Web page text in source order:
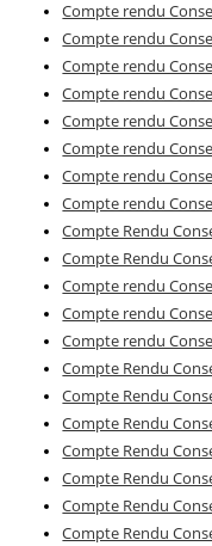
Compte rendu
Compte rendu
Compte rendu
Compte rendu
Compte rendu
Compte rendu
Compte rendu
Compte rendu
Compte Rendu
Compte Rendu
Compte rendu
Compte rendu
Compte rendu
Compte Rendu
Compte Rendu
Compte Rendu
Compte Rendu
Compte Rendu
Compte Rendu
Compte Rendu